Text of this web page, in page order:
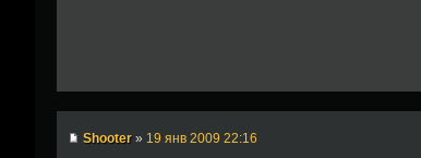
Shooter » 19 янв 2009 22:16